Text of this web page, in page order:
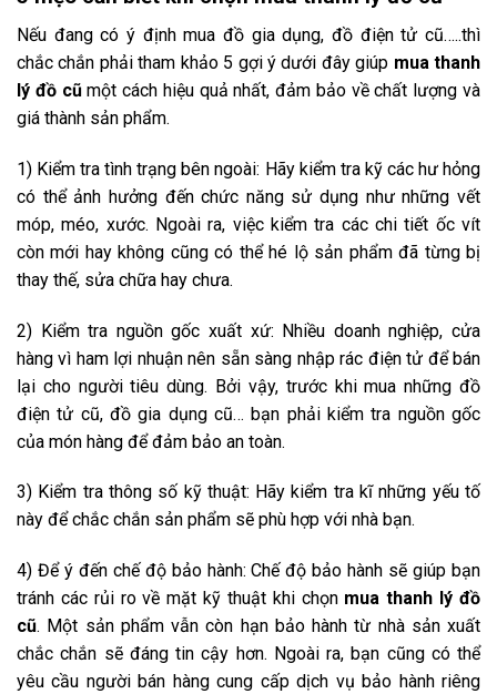
Nếu đang có ý định mua đồ gia dụng, đồ điện tử cũ…..thì
chắc chắn phải tham khảo 5 gợi ý dưới đây giúp mua thanh
lý đồ cũmột cách hiệu quả nhất, đảm bảo về chất lượng và
giá thành sản phẩm.
1) Kiểm tra tình trạng bên ngoài: Hãy kiểm tra kỹ các hư hỏng
có thể ảnh hưởng đến chức năng sử dụng như những vết
móp, méo, xước. Ngoài ra, việc kiểm tra các chi tiết ốc vít
còn mới hay không cũng có thể hé lộ sản phẩm đã từng bị
thay thế, sửa chữa hay chưa.
2) Kiểm tra nguồn gốc xuất xứ: Nhiều doanh nghiệp, cửa
hàng vì ham lợi nhuận nên sẵn sàng nhập rác điện tử để bán
lại cho người tiêu dùng. Bởi vậy, trước khi mua những đồ
điện tử cũ, đồ gia dụng cũ… bạn phải kiểm tra nguồn gốc
của món hàng để đảm bảo an toàn.
3) Kiểm tra thông số kỹ thuật: Hãy kiểm tra kĩ những yếu tố
này để chắc chắn sản phẩm sẽ phù hợp với nhà bạn.
4) Để ý đến chế độ bảo hành: Chế độ bảo hành sẽ giúp bạn
tránh các rủi ro về mặt kỹ thuật khi chọn mua thanh lý đồ
cũ. Một sản phẩm vẫn còn hạn bảo hành từ nhà sản xuất
chắc chắn sẽ đáng tin cậy hơn. Ngoài ra, bạn cũng có thể
yêu cầu người bán hàng cung cấp dịch vụ bảo hành riêng